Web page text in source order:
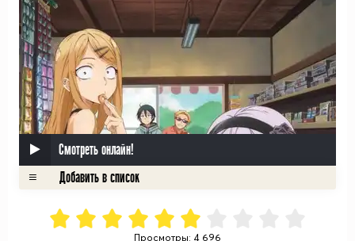
Смотреть онлайн!
Просмотры: 4 696